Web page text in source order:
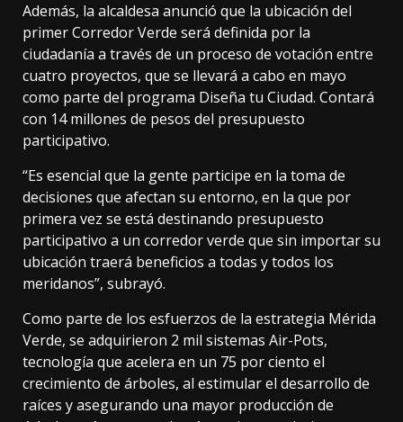
Además, la alcaldesa anunció que la ubicación del
primer Corredor Verde será definida por la
ciudadanía a través de un proceso de votación entre
cuatro proyectos, que se llevará a cabo en mayo
como parte del programa Diseña tu Ciudad. Contará
con 14 millones de pesos del presupuesto
participativo.
“Es esencial que la gente participe en la toma de
decisiones que afectan su entorno, en la que por
primera vez se está destinando presupuesto
participativo a un corredor verde que sin importar su
ubicación traerá beneficios a todas y todos los
meridanos”, subrayó.
Como parte de los esfuerzos de la estrategia Mérida
Verde, se adquirieron 2 mil sistemas Air-Pots,
tecnología que acelera en un 75 por ciento el
crecimiento de árboles, al estimular el desarrollo de
raíces y asegurando una mayor producción de